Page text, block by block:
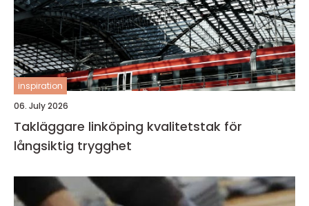
inspiration
06. July 2026
Takläggare linköping kvalitetstak för
långsiktig trygghet